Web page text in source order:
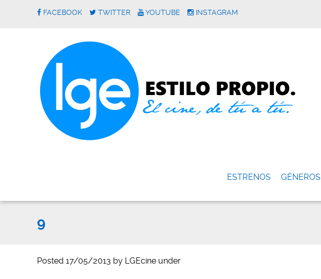
FACEBOOK TWITTER YOUTUBE INSTAGRAM
ESTRENOS GÉNEROS
9
Posted 17/05/2013 by LGEcine under